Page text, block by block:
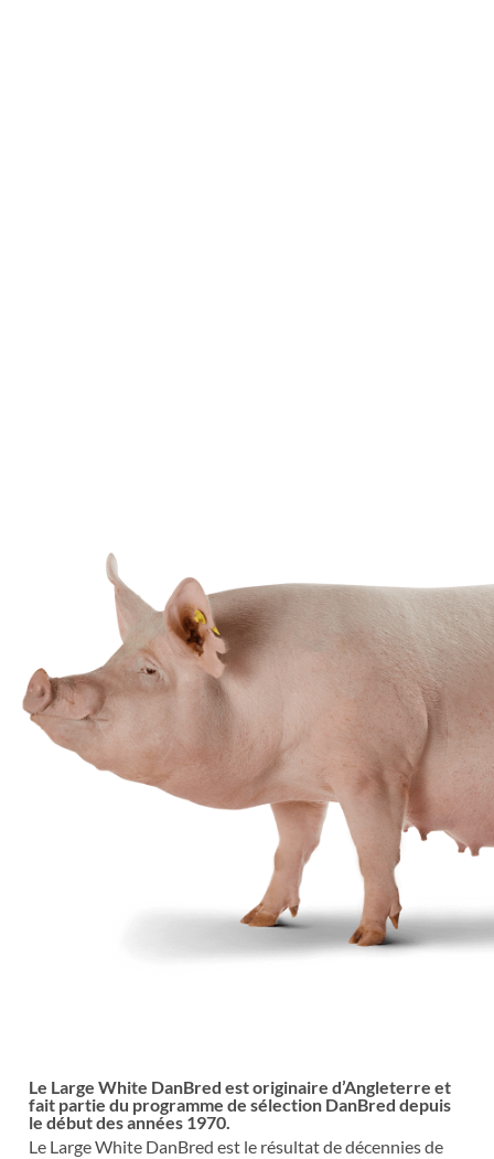
Le Large White DanBred est originaire d’Angleterre et
fait partie du programme de sélection DanBred depuis
le début des années 1970.
Le Large White DanBred est le résultat de décennies de